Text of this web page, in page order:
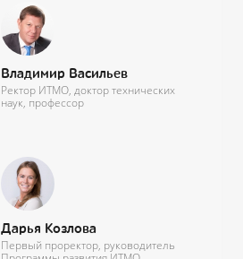
Владимир Васильев
Ректор ИТМО, доктор технических
наук, профессор
Дарья Козлова
Первый проректор, руководитель